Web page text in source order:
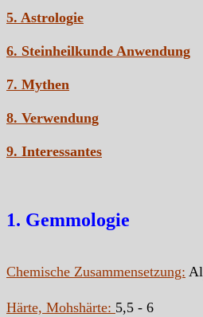
5. Astrologie
6. Steinheilkunde Anwendung
7. Mythen
8. Verwendung
9. Interessantes
1. Gemmologie
Chemische Zusammensetzung: Al
Härte, Mohshärte: 5,5 - 6